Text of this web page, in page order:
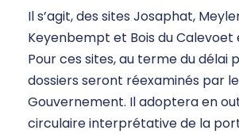
Il s’agit, des sites Josaphat,
Keyenbempt et Bois du Calevoet
Pour ces sites, au terme du délai
dossiers seront réexaminés par le
Gouvernement. Il adoptera en
circulaire interprétative de la